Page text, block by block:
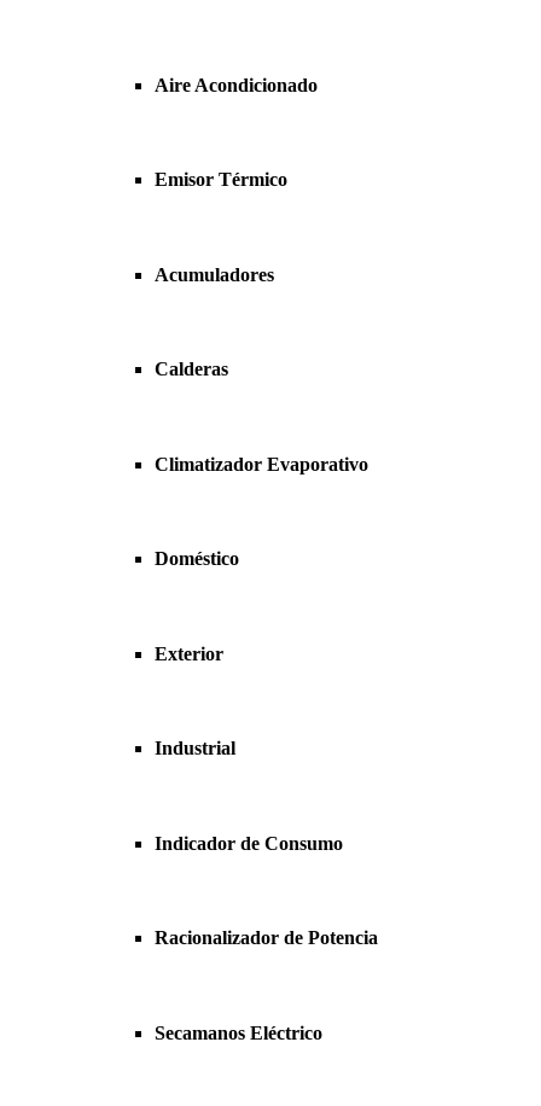
Aire Acondicionado
Emisor Térmico
Acumuladores
Calderas
Climatizador Evaporativo
Doméstico
Exterior
Industrial
Indicador de Consumo
Racionalizador de Potencia
Secamanos Eléctrico